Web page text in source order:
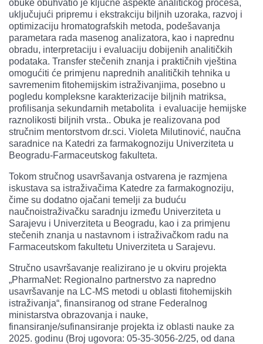
obuke obuhvatio je ključne aspekte analitičkog procesa,
uključujući pripremu i ekstrakciju biljnih uzoraka, razvoj i
optimizaciju hromatografskih metoda, podešavanja
parametara rada masenog analizatora, kao i naprednu
obradu, interpretaciju i evaluaciju dobijenih analitičkih
podataka. Transfer stečenih znanja i praktičnih vještina
omogućiti će primjenu naprednih analitičkih tehnika u
savremenim fitohemijskim istraživanjima, posebno u
pogledu kompleksne karakterizacije biljnih matriksa,
profilisanja sekundarnih metabolita i evaluacije hemijske
raznolikosti biljnih vrsta.. Obuka je realizovana pod
stručnim mentorstvom dr.sci. Violeta Milutinović, naučna
saradnice na Katedri za farmakognoziju Univerziteta u
Beogradu-Farmaceutskog fakulteta.
Tokom stručnog usavršavanja ostvarena je razmjena
iskustava sa istraživačima Katedre za farmakognoziju,
čime su dodatno ojačani temelji za buduću
naučnoistraživačku saradnju između Univerziteta u
Sarajevu i Univerziteta u Beogradu, kao i za primjenu
stečenih znanja u nastavnom i istraživačkom radu na
Farmaceutskom fakultetu Univerziteta u Sarajevu.
Stručno usavršavanje realizirano je u okviru projekta
„PharmaNet: Regionalno partnerstvo za napredno
usavršavanje na LC-MS metodi u oblasti fitohemijskih
istraživanja“, finansiranog od strane Federalnog
ministarstva obrazovanja i nauke,
finansiranje/sufinansiranje projekta iz oblasti nauke za
2025. godinu (Broj ugovora: 05-35-3056-2/25, od dana